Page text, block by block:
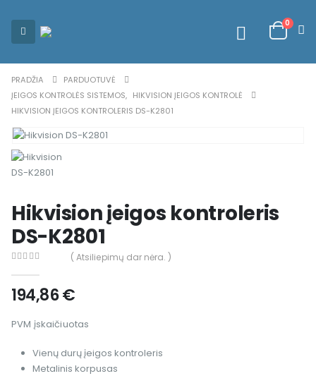
0
PRADŽIA
PARDUOTUVĖ
ĮEIGOS KONTROLĖS SISTEMOS, HIKVISION ĮEIGOS KONTROLĖ
HIKVISION ĮEIGOS KONTROLERIS DS-K2801
Hikvision įeigos kontroleris
DS-K2801
( Atsiliepimų dar nėra. )
194,86€
PVM įskaičiuotas
Vienų durų įeigos kontroleris
Metalinis korpusas